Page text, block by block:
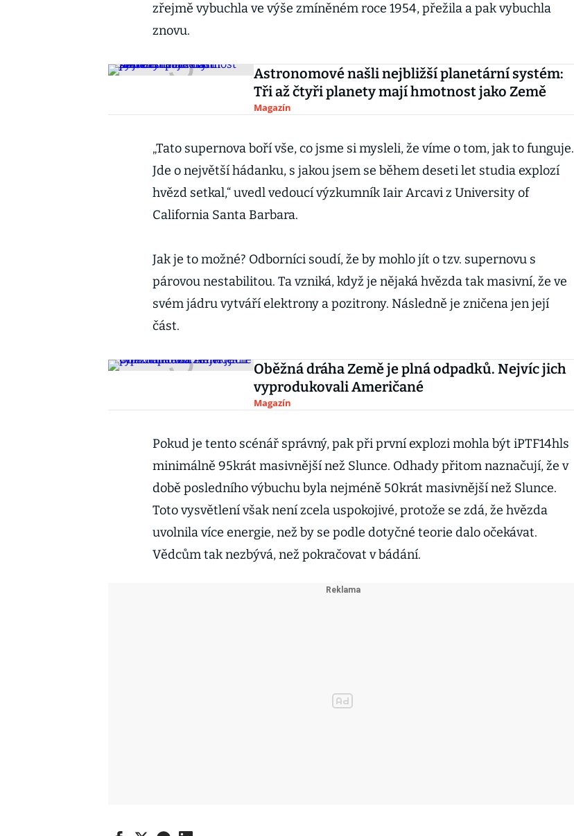
zřejmě vybuchla ve výše zmíněném roce 1954, přežila a pak vybuchla
znovu.
Astronomové našli nejbližší planetární systém:
Tři až čtyři planety mají hmotnost jako Země
Magazín
„Tato supernova boří vše, co jsme si mysleli, že víme o tom, jak to funguje.
Jde o největší hádanku, s jakou jsem se během deseti let studia explozí
hvězd setkal,“ uvedl vedoucí výzkumník Iair Arcavi z University of
California Santa Barbara.
Jak je to možné? Odborníci soudí, že by mohlo jít o tzv. supernovu s
párovou nestabilitou. Ta vzniká, když je nějaká hvězda tak masivní, že ve
svém jádru vytváří elektrony a pozitrony. Následně je zničena jen její
část.
Oběžná dráha Země je plná odpadků. Nejvíc jich
vyprodukovali Američané
Magazín
Pokud je tento scénář správný, pak při první explozi mohla být iPTF14hls
minimálně 95krát masivnější než Slunce. Odhady přitom naznačují, že v
době posledního výbuchu byla nejméně 50krát masivnější než Slunce.
Toto vysvětlení však není zcela uspokojivé, protože se zdá, že hvězda
uvolnila více energie, než by se podle dotyčné teorie dalo očekávat.
Vědcům tak nezbývá, než pokračovat v bádání.